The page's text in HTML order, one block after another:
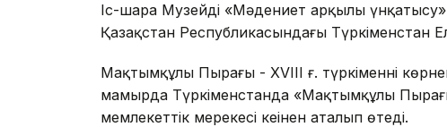
Іс-шара Музейдің «Мәдениет арқылы
Қазақстан Республикасындағы Түркіменстан
Мақтымқұлы Пырағы - XVIII ғ. түркіменнің
мамырда Түркіменстанда «Мақтымқұлы Пырағы
мемлекеттік мерекесі кеңінен аталып өтеді.